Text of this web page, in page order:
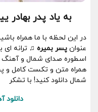
به یاد پدر
در این لحظه با ما همراه
عنوان پسر بمیره ♫ ترانه ای
اسطوره صدای شمال وآهنگ
همراه متن و تکست کامل و
شمال دانلود کنید! با تشکر
دانلود